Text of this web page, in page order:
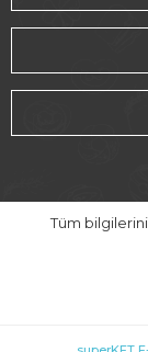
Tüm